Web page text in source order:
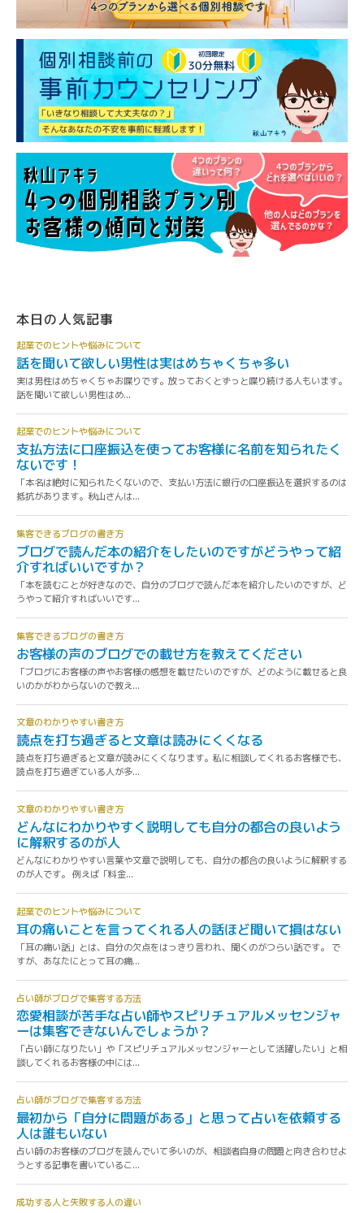
本日の人気記事